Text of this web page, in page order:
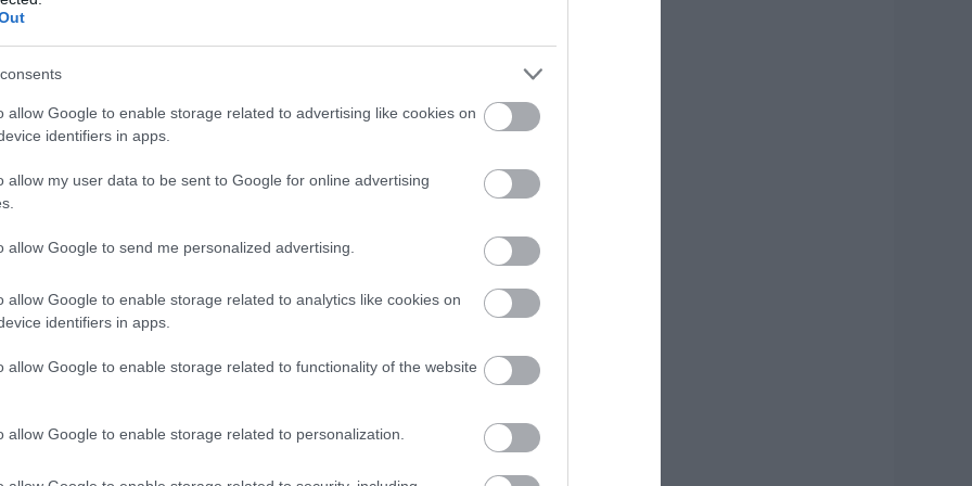
allow Google to enable storage related to advertising like cookies on
identifiers in apps.
allow my user data to be sent to Google for online advertising
allow Google to send me personalized advertising.
allow Google to enable storage related to analytics like cookies on
identifiers in apps.
allow Google to enable storage related to functionality of the website
allow Google to enable storage related to personalization.
στην Εύβοια: Πετούν ογκώδη αντικείμενα
πυροσβέστες που έδωσαν μάχη με τις
εθελοντικές ομάδες της Εύβοιας
με λάδια στην Εύβοια
πάνω από 1.000
Νησί – Νέες εικόνες
07.08.2026 | 12:45
όσοι δουλέψουν στις
15 Αυγούστου